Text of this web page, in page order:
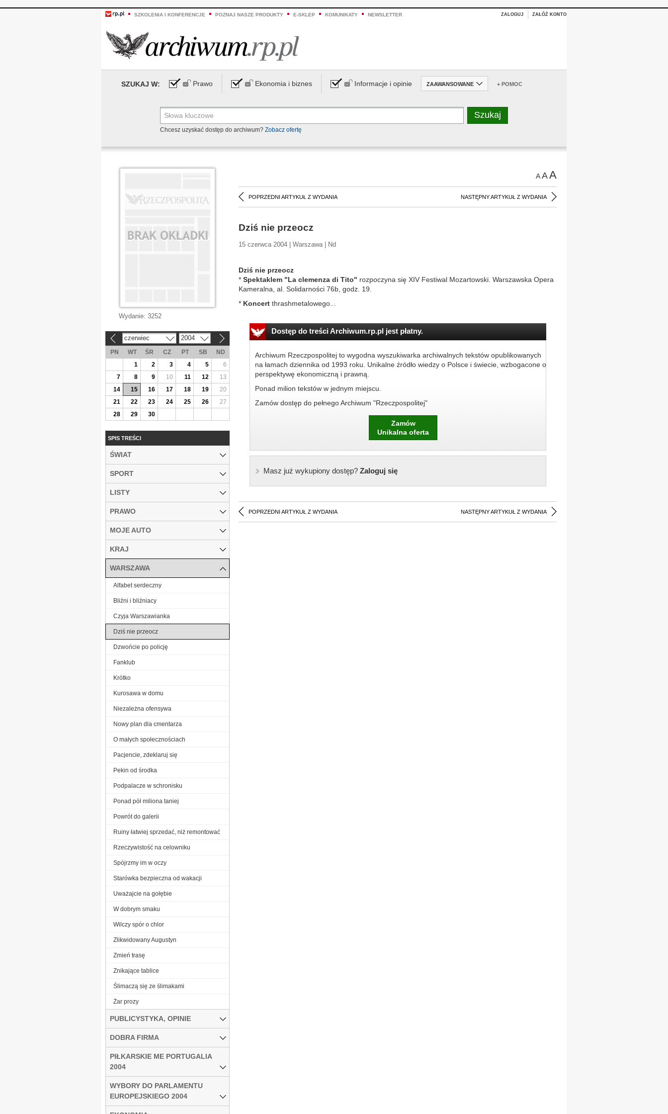
SZKOLENIA I KONFERENCJE POZNAJ NASZE PRODUKTY E-SKLEP KOMUNIKATY NEWSLETTER ZALOGUJ ZAŁÓŻ KONTO
SZUKAJ W: Prawo Ekonomia i biznes Informacje i opinie ZAAWANSOWANE + POMOC
Chcesz uzyskać dostęp do archiwum? Zobacz ofertę
AAA
POPRZEDNI ARTYKUŁ Z WYDANIA NASTĘPNY ARTYKUŁ Z WYDANIA
Dziś nie przeocz
15 czerwca 2004 | Warszawa | Nd
Dziś nie przeocz
* Spektaklem "La clemenza di Tito" rozpoczyna się XIV Festiwal Mozartowski. Warszawska Opera
Kameralna, al. Solidarności 76b, godz. 19.
* Koncert thrashmetalowego...
Dostęp do treści Archiwum.rp.pl jest płatny.
Archiwum Rzeczpospolitej to wygodna wyszukiwarka archiwalnych tekstów opublikowanych
na łamach dziennika od 1993 roku. Unikalne źródło wiedzy o Polsce i świecie, wzbogacone o
perspektywę ekonomiczną i prawną.
Ponad milion tekstów w jednym miejscu.
Zamów dostęp do pełnego Archiwum "Rzeczpospolitej"
Zamów
Unikalna oferta
Masz już wykupiony dostęp?Zaloguj się
POPRZEDNI ARTYKUŁ Z WYDANIA NASTĘPNY ARTYKUŁ Z WYDANIA
Wydanie: 3252
czerwiec 2004
PN WT ŚR CZ PT SB
ND
1
2 3 4 5
6
7
8 9 10 11 12
13
14
15 16 17 18 19
20
21
22 23 24 25 26
27
28
29 30
SPIS TREŚCI
ŚWIAT
SPORT
LISTY
PRAWO
MOJE AUTO
KRAJ
WARSZAWA
Alfabet serdeczny
Bliźni i bliźniacy
Czyja Warszawianka
Dziś nie przeocz
Dzwońcie po policję
Fanklub
Krótko
Kurosawa w domu
Niezależna ofensywa
Nowy plan dla cmentarza
O małych społecznościach
Pacjencie, zdeklaruj się
Pekin od środka
Podpalacze w schronisku
Ponad pół miliona taniej
Powrót do galerii
Ruiny łatwiej sprzedać, niż remontować
Rzeczywistość na celowniku
Spójrzmy im w oczy
Starówka bezpieczna od wakacji
Uważajcie na gołębie
W dobrym smaku
Wilczy spór o chlor
Zlikwidowany Augustyn
Zmień trasę
Znikające tablice
Ślimaczą się ze ślimakami
Żar prozy
PUBLICYSTYKA, OPINIE
DOBRA FIRMA
PIŁKARSKIE ME PORTUGALIA
2004
WYBORY DO PARLAMENTU
EUROPEJSKIEGO 2004